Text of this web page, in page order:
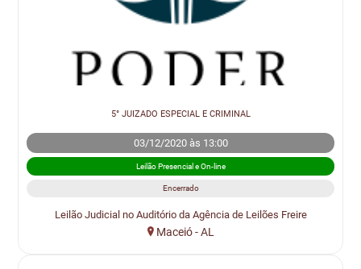
5° JUIZADO ESPECIAL E CRIMINAL
03/12/2020 às 13:00
Leilão Presencial e On-line
Encerrado
Leilão Judicial no Auditório da Agência de Leilões Freire
Maceió - AL